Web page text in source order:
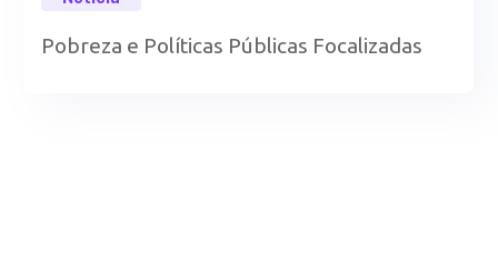
Pobreza e Políticas Públicas Focalizadas